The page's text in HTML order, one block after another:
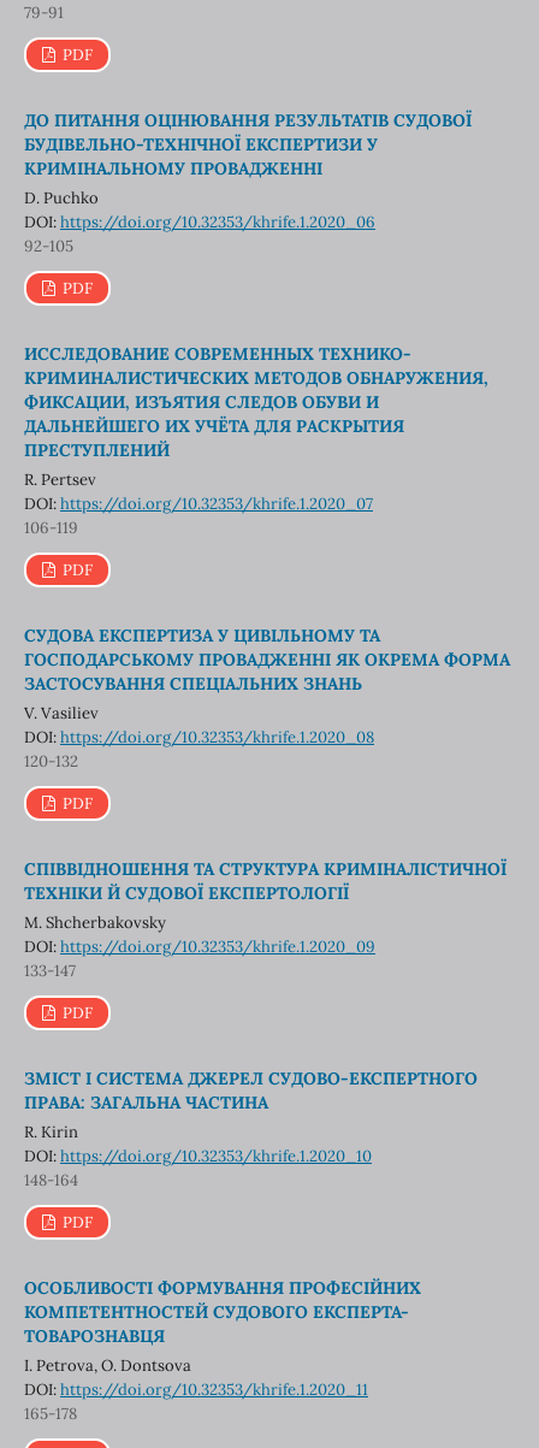
79-91
PDF
ДО ПИТАННЯ ОЦІНЮВАННЯ РЕЗУЛЬТАТІВ СУДОВОЇ
БУДІВЕЛЬНО-ТЕХНІЧНОЇ ЕКСПЕРТИЗИ У
КРИМІНАЛЬНОМУ ПРОВАДЖЕННІ
D. Puchko
DOI:https://doi.org/10.32353/khrife.1.2020_06
92-105
PDF
ИССЛЕДОВАНИЕ СОВРЕМЕННЫХ ТЕХНИКО-
КРИМИНАЛИСТИЧЕСКИХ МЕТОДОВ ОБНАРУЖЕНИЯ,
ФИКСАЦИИ, ИЗЪЯТИЯ СЛЕДОВ ОБУВИ И
ДАЛЬНЕЙШЕГО ИХ УЧЁТА ДЛЯ РАСКРЫТИЯ
ПРЕСТУПЛЕНИЙ
R. Pertsev
DOI:https://doi.org/10.32353/khrife.1.2020_07
106-119
PDF
СУДОВА ЕКСПЕРТИЗА У ЦИВІЛЬНОМУ ТА
ГОСПОДАРСЬКОМУ ПРОВАДЖЕННІ ЯК ОКРЕМА ФОРМА
ЗАСТОСУВАННЯ СПЕЦІАЛЬНИХ ЗНАНЬ
V. Vasiliev
DOI:https://doi.org/10.32353/khrife.1.2020_08
120-132
PDF
СПІВВІДНОШЕННЯ ТА СТРУКТУРА КРИМІНАЛІСТИЧНОЇ
ТЕХНІКИ Й СУДОВОЇ ЕКСПЕРТОЛОГІЇ
M. Shcherbakovsky
DOI:https://doi.org/10.32353/khrife.1.2020_09
133-147
PDF
ЗМІСТ І СИСТЕМА ДЖЕРЕЛ СУДОВО-ЕКСПЕРТНОГО
ПРАВА: ЗАГАЛЬНА ЧАСТИНА
R. Kirin
DOI:https://doi.org/10.32353/khrife.1.2020_10
148-164
PDF
ОСОБЛИВОСТІ ФОРМУВАННЯ ПРОФЕСІЙНИХ
КОМПЕТЕНТНОСТЕЙ СУДОВОГО ЕКСПЕРТА-
ТОВАРОЗНАВЦЯ
I. Petrova, O. Dontsova
DOI:https://doi.org/10.32353/khrife.1.2020_11
165-178